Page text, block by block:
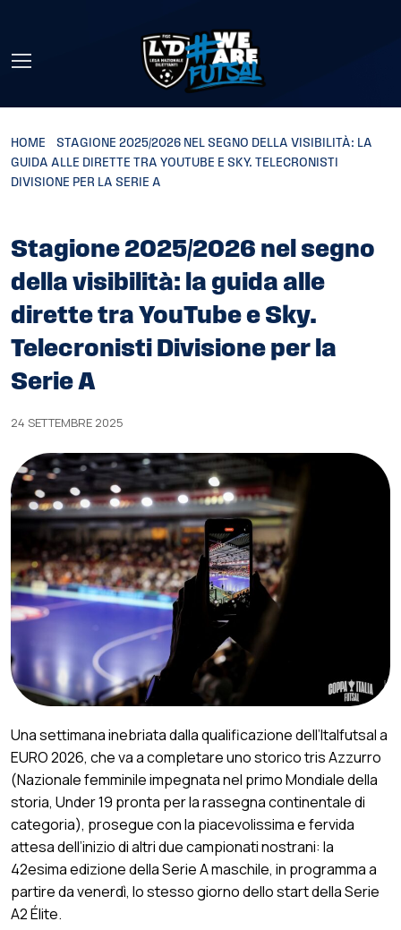
HOME
STAGIONE 2025/2026 NEL SEGNO DELLA VISIBILITÀ: LA
GUIDA ALLE DIRETTE TRA YOUTUBE E SKY. TELECRONISTI
DIVISIONE PER LA SERIE A
Stagione 2025/2026 nel segno
della visibilità: la guida alle
dirette tra YouTube e Sky.
Telecronisti Divisione per la
Serie A
24 SETTEMBRE 2025
Una settimana inebriata dalla qualificazione dell’Italfutsal a
EURO 2026, che va a completare uno storico tris Azzurro
(Nazionale femminile impegnata nel primo Mondiale della
storia, Under 19 pronta per la rassegna continentale di
categoria), prosegue con la piacevolissima e fervida
attesa dell’inizio di altri due campionati nostrani: la
42esima edizione della Serie A maschile, in programma a
partire da venerdì, lo stesso giorno dello start della Serie
A2 Élite.